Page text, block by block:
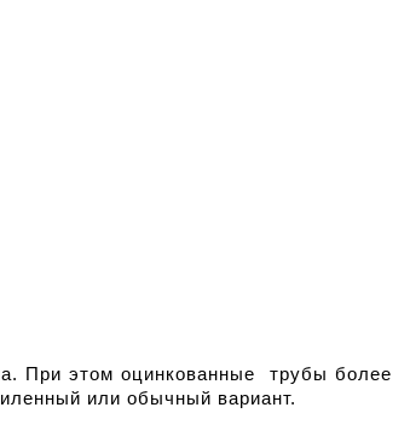
При этом оцинкованные  трубы более
или обычный вариант.